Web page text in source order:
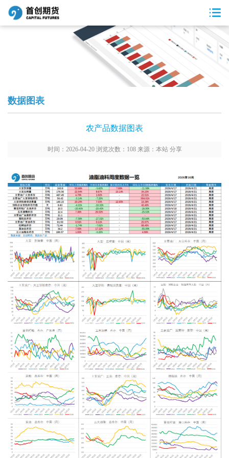
数据图表
农产品数据图表
时间：2026-04-20 浏览次数：108 来源：本站 分享